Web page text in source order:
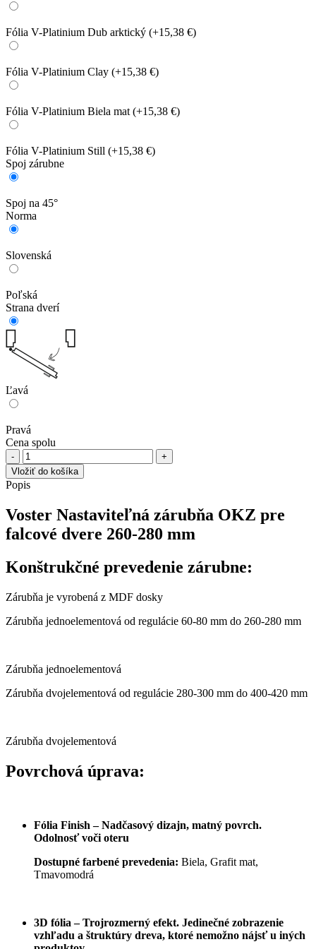
Fólia V-Platinium Dub arktický (+15,38 €)
Fólia V-Platinium Clay (+15,38 €)
Fólia V-Platinium Biela mat(+15,38 €)
Fólia V-Platinium Still (+15,38 €)
Spoj zárubne
Spoj na 45°
Norma
Slovenská
Poľská
Strana dverí
Ľavá
Pravá
Cena spolu
množstvo
Voster
Nastaviteľná
pre
falcové
280
Vložiť do košíka
Popis
Voster Nastaviteľná zárubňa OKZ pre
falcové dvere 260-280 mm
Konštrukčné prevedenie zárubne:
Zárubňa je vyrobená z MDF dosky
Zárubňa jednoelementová od regulácie 60-80 mm do 260-280 mm
Zárubňa jednoelementová
Zárubňa dvojelementová od regulácie 280-300 mm do 400-420 mm
Zárubňa dvojelementová
Povrchová úprava:
Fólia Finish – Nadčasový dizajn, matný povrch.
Odolnosť voči oteru
Dostupné farbené prevedenia: Biela, Grafit mat,
Tmavomodrá
3D fólia – Trojrozmerný efekt. Jedinečné zobrazenie
vzhľadu a štruktúry dreva, ktoré nemožno nájsť u iných